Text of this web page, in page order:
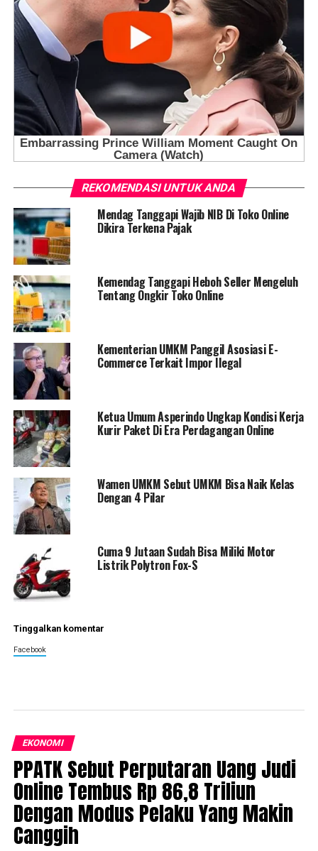
REKOMENDASI UNTUK ANDA
Mendag Tanggapi Wajib NIB Di Toko Online
Dikira Terkena Pajak
Kemendag Tanggapi Heboh Seller Mengeluh
Tentang Ongkir Toko Online
Kementerian UMKM Panggil Asosiasi E-
Commerce Terkait Impor Ilegal
Ketua Umum Asperindo Ungkap Kondisi Kerja
Kurir Paket Di Era Perdagangan Online
Wamen UMKM Sebut UMKM Bisa Naik Kelas
Dengan 4 Pilar
Cuma 9 Jutaan Sudah Bisa Miliki Motor
Listrik Polytron Fox-S
Tinggalkan komentar
Facebook
EKONOMI
PPATK Sebut Perputaran Uang Judi
Online Tembus Rp 86,8 Triliun
Dengan Modus Pelaku Yang Makin
Canggih